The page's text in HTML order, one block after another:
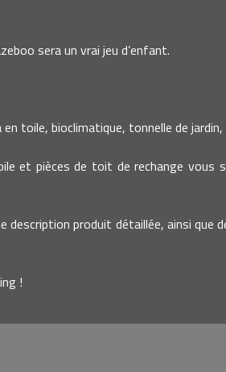
sera un vrai jeu d’enfant.
toile, bioclimatique, tonnelle de jardin,
et pièces de toit de rechange vous
produit détaillée, ainsi que
!